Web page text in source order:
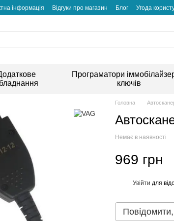
інформація Відгуки про магазин Блог Угода
Програматори
ключів
Головна
Немає в наявності
969 грн
Увійти для